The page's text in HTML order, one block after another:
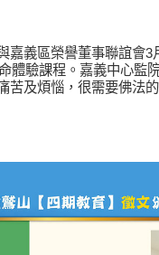
嘉義區榮譽董事聯誼會3
體驗課程。嘉義中心監
苦及煩惱，很需要佛法